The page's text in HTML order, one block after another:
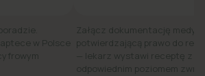
w Polsce
Załącz dokumentację
potwierdzającą prawo do
— lekarz wystawi receptę z
odpowiednim poziomem